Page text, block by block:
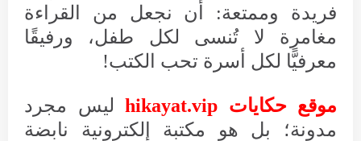
فريدة وممتعة: أن نجعل من القراءة
مغامرة لا تُنسى لكل طفل، ورفيقًا
معرفيًّا لكل أسرة تحب الكتب!
موقع حكايات hikayat.vip
ليس مجرد
مدونة؛ بل هو مكتبة إلكترونية نابضة